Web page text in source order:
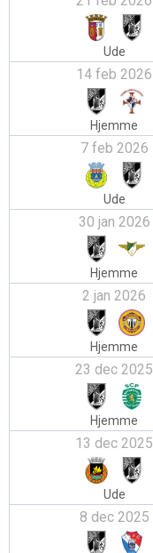
Ude
14 feb 2026
Hjemme
7 feb 2026
Ude
30 jan 2026
Hjemme
2 jan 2026
Hjemme
23 dec 2025
Hjemme
13 dec 2025
Ude
8 dec 2025